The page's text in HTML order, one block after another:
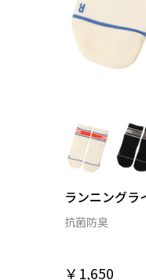
ランニングラ
抗菌防臭
￥1,650